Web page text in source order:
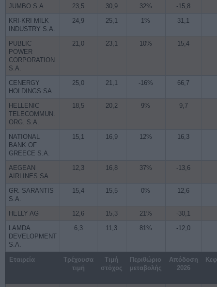
JUMBO S.A. 23,5 30,9 32%
-15,8
KRI-KRI MILK
INDUSTRY S.A.
24,9 25,1 1% 31,1
PUBLIC
POWER
CORPORATION
S.A.
21,0 23,1 10% 15,4
CENERGY
HOLDINGS SA
25,0 21,1 -16% 66,7
HELLENIC
TELECOMMUN.
ORG. S.A.
18,5 20,2 9% 9,7
NATIONAL
BANK OF
GREECE S.A.
15,1 16,9 12% 16,3
AEGEAN
AIRLINES SA
12,3 16,8 37% -13,6
GR. SARANTIS
S.A.
15,4 15,5 0% 12,6
HELLY AG 12,6 15,3 21%
-30,1
LAMDA
DEVELOPMENT
S.A.
6,3 11,3 81% -12,0
Εταιρεία
Τρέχουσα
τιμή
Τιμή
στόχος
Περιθώριο
μεταβολής
Απόδοση
2026